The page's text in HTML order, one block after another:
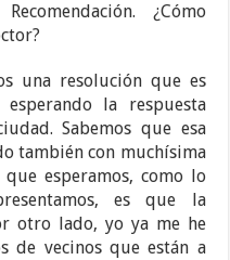
¿Cómo
una resolución que es
esperando la respuesta
Sabemos que esa
también con muchísima
esperamos, como lo
es que la
otro lado, yo ya me he
de vecinos que están a